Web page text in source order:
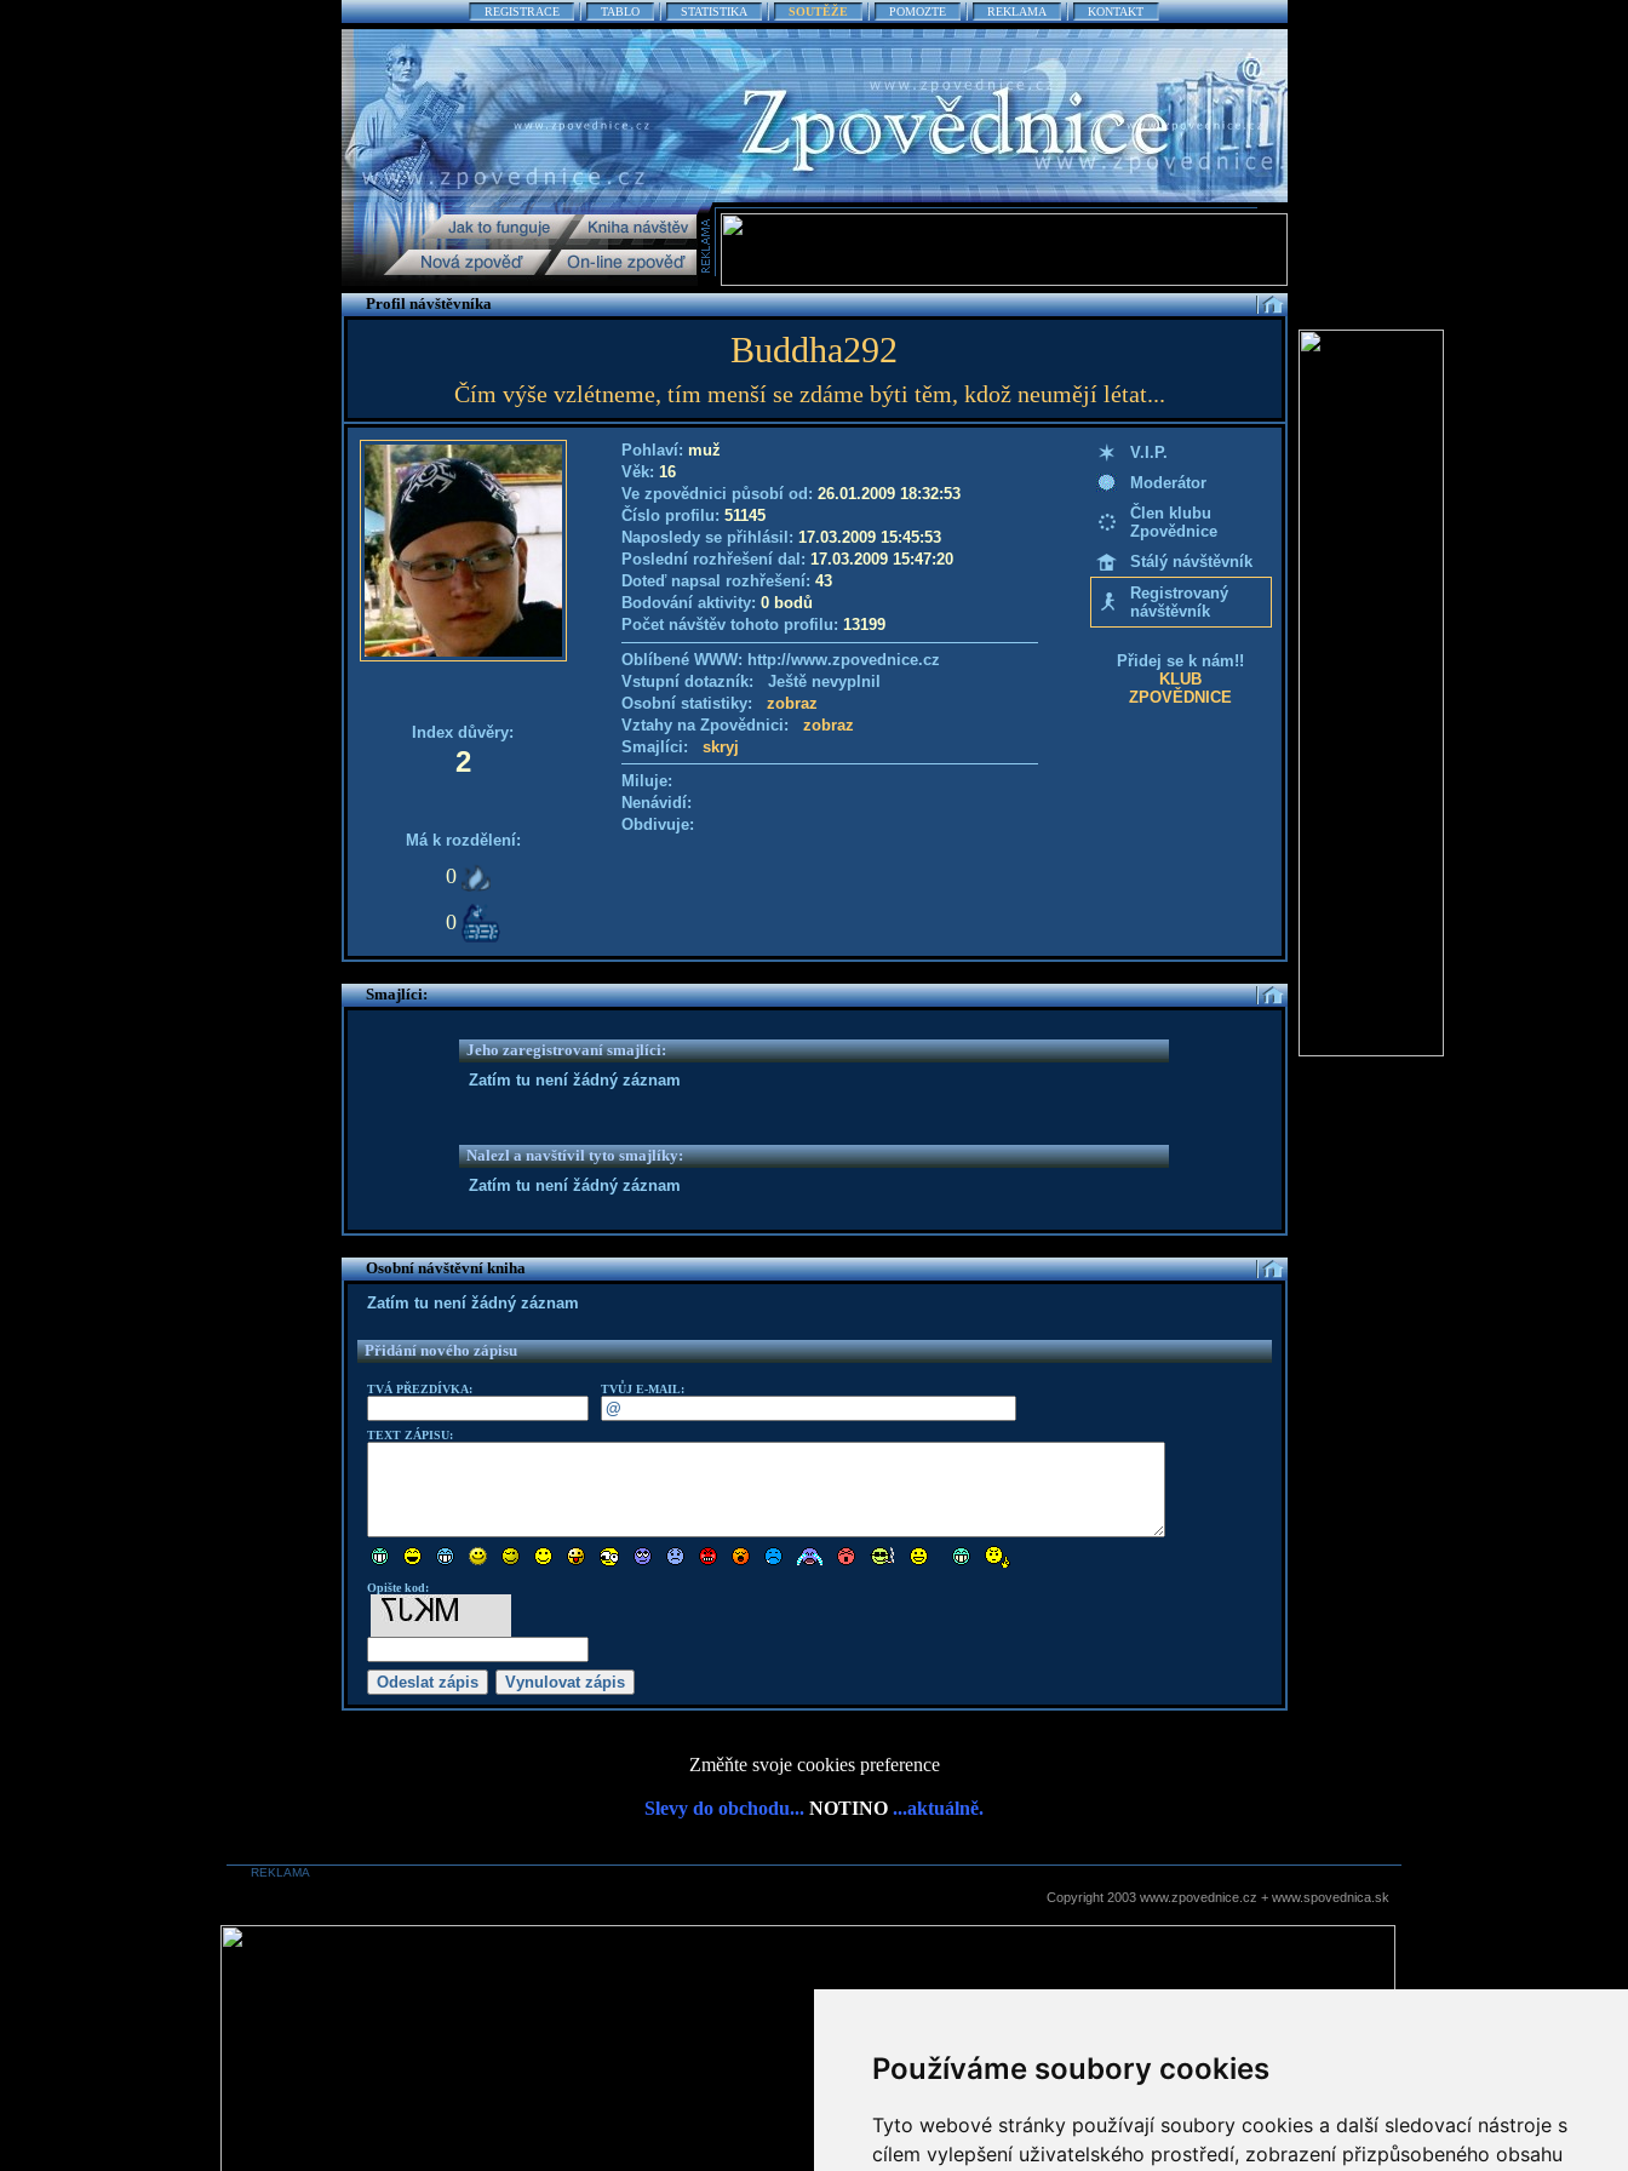
Používáme soubory cookies
Tyto webové stránky používají soubory cookies a další sledovací nástroje s
cílem vylepšení uživatelského prostředí, zobrazení přizpůsobeného obsahu
REGISTRACE TABLO STATISTIKA SOUTĚŽE POMOZTE REKLAMA KONTAKT
Profil návštěvníka
Buddha292
Čím výše vzlétneme, tím menší se zdáme býti těm, kdož neumějí létat...
Index důvěry:
2
Má k rozdělení:
0
0
Pohlaví: muž
Věk: 16
Ve zpovědnici působí od: 26.01.2009 18:32:53
Číslo profilu: 51145
Naposledy se přihlásil: 17.03.2009 15:45:53
Poslední rozhřešení dal: 17.03.2009 15:47:20
Doteď napsal rozhřešení: 43
Bodování aktivity: 0 bodů
Počet návštěv tohoto profilu: 13199
Oblíbené WWW: http://www.zpovednice.cz
Vstupní dotazník: Ještě nevyplnil
Osobní statistiky: zobraz
Vztahy na Zpovědnici: zobraz
Smajlíci: skryj
Miluje:
Nenávidí:
Obdivuje:
V.I.P.
Moderátor
Člen klubu
Zpovědnice
Stálý návštěvník
Registrovaný
návštěvník
Přidej se k nám!!
KLUB
ZPOVĚDNICE
Smajlíci:
Jeho zaregistrovaní smajlíci:
Zatím tu není žádný záznam
Nalezl a navštívil tyto smajlíky:
Zatím tu není žádný záznam
Osobní návštěvní kniha
Zatím tu není žádný záznam
Přidání nového zápisu
TVÁ PŘEZDÍVKA: TVŮJ E-MAIL:
TEXT ZÁPISU:
Opište kod:
Změňte svoje cookies preference
Slevy do obchodu... NOTINO ...aktuálně.
REKLAMA
Copyright 2003 www.zpovednice.cz + www.spovednica.sk